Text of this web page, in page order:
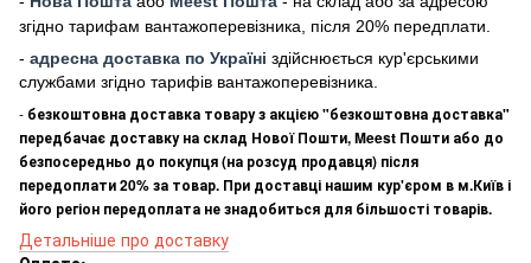
згідно тарифам вантажоперевізника, після 20% передплати.
- адресна доставка по Україні здійснюється кур'єрськими
службами згідно тарифів вантажоперевізника.
- безкоштовна доставка товару з акцією "безкоштовна доставка"
передбачає доставку на склад Нової Пошти, Meest Пошти або до
безпосередньо до покупця (на розсуд продавця) після
передоплати 20% за товар. При доставці нашим кур'єром в м.Київ і
його регіон передоплата не знадобиться для більшості товарів.
Детальніше про доставку